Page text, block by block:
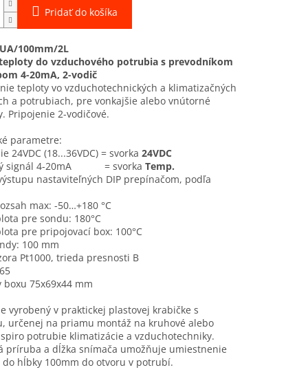
Pridať do košíka
100mm/2L
do vzduchového potrubia s prevodníkom
4-20mA, 2-vodič
teploty vo vzduchotechnických a klimatizačných
a potrubiach, pre vonkajšie alebo vnútorné
Pripojenie 2-vodičové.
parametre:
24VDC (18...36VDC) = svorka 24VDC
signál 4-20mA = svorka Temp.
nastaviteľných DIP prepínačom, podľa
max: -50…+180 °C
pre sondu: 180°C
pre pripojovací box: 100°C
100 mm
Pt1000, trieda presnosti B
boxu 75x69x44 mm
vyrobený v praktickej plastovej krabičke s
určenej na priamu montáž na kruhové alebo
potrubie klimatizácie a vzduchotechniky.
príruba a dĺžka snímača umožňuje umiestnenie
do hĺbky 100mm do otvoru v potrubí.